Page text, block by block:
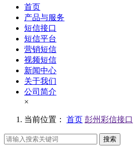
首页
产品与服务
短信接口
短信平台
营销短信
视频短信
新闻中心
关于我们
公司简介
×
当前位置： 首页 彭州彩信接口
搜索